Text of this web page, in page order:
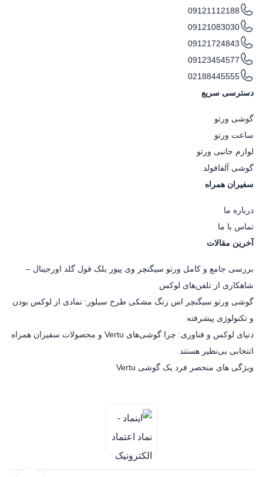
09121112188
09121083030
09121724843
09123454577
02188445555
دسترسی سریع
گوشی ورتو
ساعت ورتو
لوازم جانبی ورتو
گوشی آلفافولد
سفیران همراه
درباره ما
تماس با ما
آخرین مقالات
بررسی جامع و کامل ورتو سیگنچر وی پیور بلک فول گلد اورجینال –
شاهکاری از تلفن‌های لوکس
گوشی ورتو سیگنچر اس رنگ مشکی طرح سیلور: نمادی از لوکس بودن
و تکنولوژی پیشرفته
دنیای لوکس و فناوری: چرا گوشی‌های Vertu و محصولات سفیران همراه
انتخابی بی‌نظیر هستند
ویژگی های منحصر فرد یک گوشی Vertu